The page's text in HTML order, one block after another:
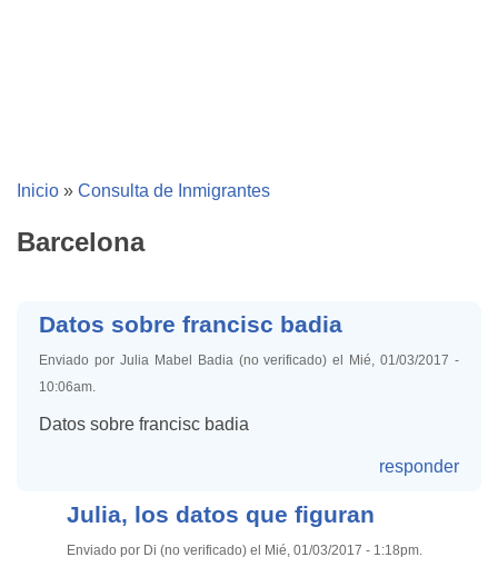
Inicio » Consulta de Inmigrantes
Barcelona
Datos sobre francisc badia
Enviado por Julia Mabel Badia (no verificado) el Mié, 01/03/2017 -
10:06am.
Datos sobre francisc badia
responder
Julia, los datos que figuran
Enviado por Di (no verificado) el Mié, 01/03/2017 - 1:18pm.